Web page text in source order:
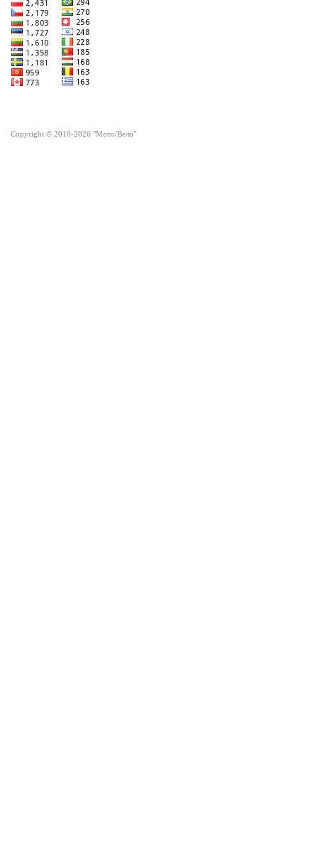
Copyright © 2010-2026 "Мото/Вело"